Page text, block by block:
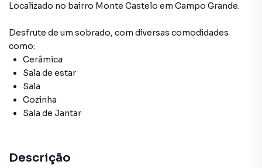
Localizado no bairro Monte Castelo em Campo Grande.
Desfrute de um sobrado, com diversas comodidades
como:
Cerâmica
Sala de estar
Sala
Cozinha
Sala de Jantar
Descrição